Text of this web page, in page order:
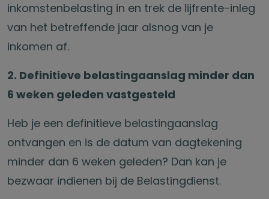
inkomstenbelasting in en trek de lijfrente-inleg
van het betreffende jaar alsnog van je
inkomen af.
2. Definitieve belastingaanslag minder dan
6 weken geleden vastgesteld
Heb je een definitieve belastingaanslag
ontvangen en is de datum van dagtekening
minder dan 6 weken geleden? Dan kan je
bezwaar indienen bij de Belastingdienst.